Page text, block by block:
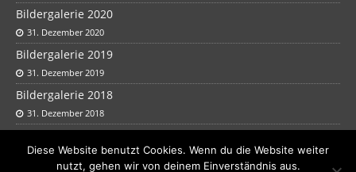
Bildergalerie 2020
31. Dezember 2020
Bildergalerie 2019
31. Dezember 2019
Bildergalerie 2018
31. Dezember 2018
Bildergalerie 2017
31. Dezember 2017
Diese Website benutzt Cookies. Wenn du die Website weiter
nutzt, gehen wir von deinem Einverständnis aus.